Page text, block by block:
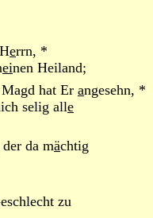
errn, *
einen Heiland;
hat Er angesehn, *
selig alle
da mächtig
zu